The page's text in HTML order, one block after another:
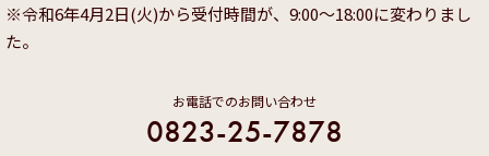
※令和6年4月2日(火)から受付時間が、9:00～18:00に変わりまし
た。
お電話でのお問い合わせ
0823-25-7878